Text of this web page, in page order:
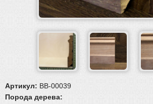
Паркетная химия
Масла и краски
Инструмент и расходные материалы
Артикул: BB-00039
Порода дерева: